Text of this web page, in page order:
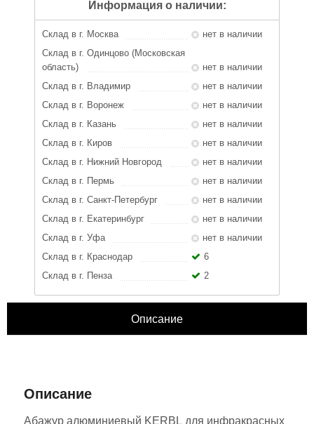
Информация о наличии:
Склад в г. Москва
нет в наличии
Склад в г. Одинцово (Московская
область)
нет в наличии
Склад в г. Владимир
нет в наличии
Склад в г. Воронеж
нет в наличии
Склад в г. Казань
нет в наличии
Склад в г. Киров
нет в наличии
Склад в г. Нижний Новгород
нет в наличии
Склад в г. Пермь
нет в наличии
Склад в г. Санкт-Петербург
нет в наличии
Склад в г. Екатеринбург
нет в наличии
Склад в г. Уфа
нет в наличии
Склад в г. Краснодар
6
Склад в г. Пенза
2
Описание
Описание
Абажур алюминиевый KERBL для инфракрасных